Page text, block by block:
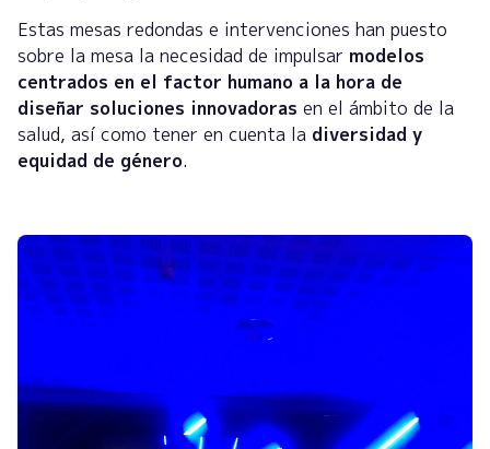
Estas mesas redondas e intervenciones han puesto
sobre la mesa la necesidad de impulsar modelos
centrados en el factor humano a la hora de
diseñar soluciones innovadoras en el ámbito de la
salud, así como tener en cuenta la diversidad y
equidad de género.